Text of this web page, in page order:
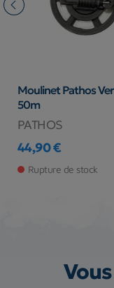
Moulinet Pathos
50m
PATHOS
Prix
44,90 €
Rupture de stock